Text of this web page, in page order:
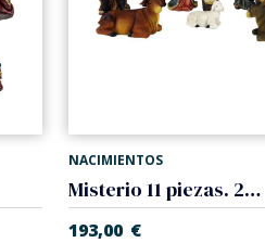
NACIMIENTOS
Misterio 11 piezas. 21 cm
193,00 €